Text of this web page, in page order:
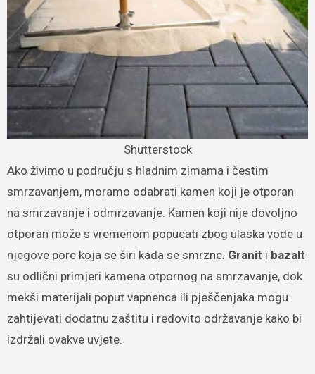
Shutterstock
Ako živimo u području s hladnim zimama i čestim
smrzavanjem, moramo odabrati kamen koji je otporan
na smrzavanje i odmrzavanje. Kamen koji nije dovoljno
otporan može s vremenom popucati zbog ulaska vode u
njegove pore koja se širi kada se smrzne. Granit i bazalt
su odlični primjeri kamena otpornog na smrzavanje, dok
mekši materijali poput vapnenca ili pješčenjaka mogu
zahtijevati dodatnu zaštitu i redovito održavanje kako bi
izdržali ovakve uvjete.